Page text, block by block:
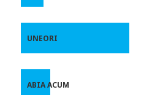
UNEORI
ABIA ACUM